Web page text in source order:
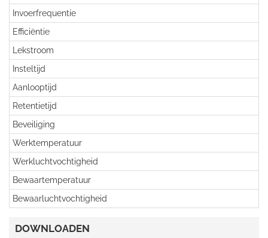
Invoerfrequentie
Efficiëntie
Lekstroom
Insteltijd
Aanlooptijd
Retentietijd
Beveiliging
Werktemperatuur
Werkluchtvochtigheid
Bewaartemperatuur
Bewaarluchtvochtigheid
DOWNLOADEN